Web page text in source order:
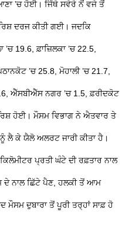
’ਚ ਹੋਈ। ਜਿੱਥੇ ਸਵੇਰੇ ਨੌਂ ਵਜੇ ਤੋਂ
ਦਰਜ ਕੀਤੀ ਗਈ। ਜਦਕਿ
19.6, ਫ਼ਾਜ਼ਿਲਕਾ ’ਚ 22.5,
’ਚ 25.8, ਮੋਹਾਲੀ ’ਚ 21.7,
ਐੱਸਬੀਐੱਸ ਨਗਰ ’ਚ 1.5, ਫ਼ਰੀਦਕੋਟ
ਹੋਈ। ਮੌਸਮ ਵਿਭਾਗ ਨੇ ਐਤਵਾਰ ਤੇ
ਲੈ ਕੇ ਯੈਲੋ ਅਲਰਟ ਜਾਰੀ ਕੀਤਾ ਹੈ।
ਪ੍ਰਤੀ ਘੰਟੇ ਦੀ ਰਫ਼ਤਾਰ ਨਾਲ
ਦੇ ਨਾਲ ਛਿੱਟੇ ਪੈਣ, ਹਲਕੀ ਤੋਂ ਆਮ
ਮੌਸਮ ਦੁਬਾਰਾ ਤੋਂ ਪੂਰੀ ਤਰ੍ਹਾਂ ਸਾਫ਼ ਹੋ